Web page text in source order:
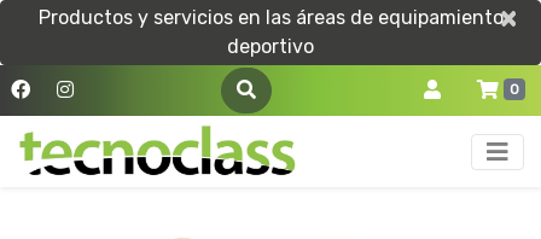
Productos y servicios en las áreas de equipamiento
deportivo
×
×
0